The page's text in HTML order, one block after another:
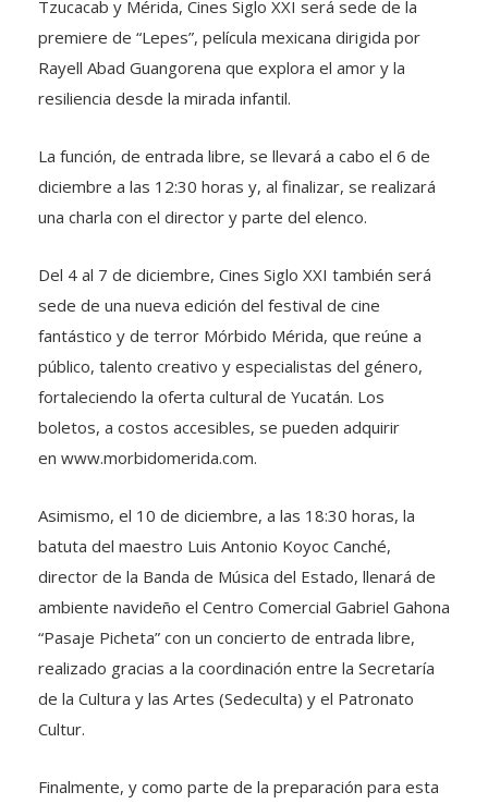
Tzucacab y Mérida, Cines Siglo XXI será sede de la
premiere de “Lepes”, película mexicana dirigida por
Rayell Abad Guangorena que explora el amor y la
resiliencia desde la mirada infantil.
La función, de entrada libre, se llevará a cabo el 6 de
diciembre a las 12:30 horas y, al finalizar, se realizará
una charla con el director y parte del elenco.
Del 4 al 7 de diciembre, Cines Siglo XXI también será
sede de una nueva edición del festival de cine
fantástico y de terror Mórbido Mérida, que reúne a
público, talento creativo y especialistas del género,
fortaleciendo la oferta cultural de Yucatán. Los
boletos, a costos accesibles, se pueden adquirir
en www.morbidomerida.com.
Asimismo, el 10 de diciembre, a las 18:30 horas, la
batuta del maestro Luis Antonio Koyoc Canché,
director de la Banda de Música del Estado, llenará de
ambiente navideño el Centro Comercial Gabriel Gahona
“Pasaje Picheta” con un concierto de entrada libre,
realizado gracias a la coordinación entre la Secretaría
de la Cultura y las Artes (Sedeculta) y el Patronato
Cultur.
Finalmente, y como parte de la preparación para esta